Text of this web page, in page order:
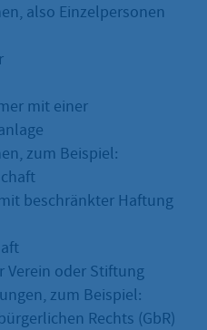
also Einzelpersonen
mit einer
zum Beispiel:
beschränkter Haftung
Verein oder Stiftung
zum Beispiel:
Rechts (GbR)